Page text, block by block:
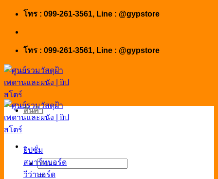
Skip
โทร : 099-261-3561, Line : @gypstore
โทร : 099-261-3561, Line : @gypstore
ค้นหา:
สินค้า
ยิปซั่ม
สมาร์ทบอร์ด
วีว่าบอร์ด